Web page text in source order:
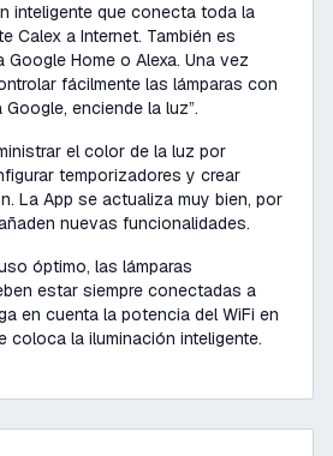
inteligente que conecta toda la
Calex a Internet. También es
Home o Alexa. Una vez
fácilmente las lámparas con
Google, enciende la luz”.
el color de la luz por
temporizadores y crear
La App se actualiza muy bien, por
nuevas funcionalidades.
óptimo, las lámparas
estar siempre conectadas a
en cuenta la potencia del WiFi en
coloca la iluminación inteligente.